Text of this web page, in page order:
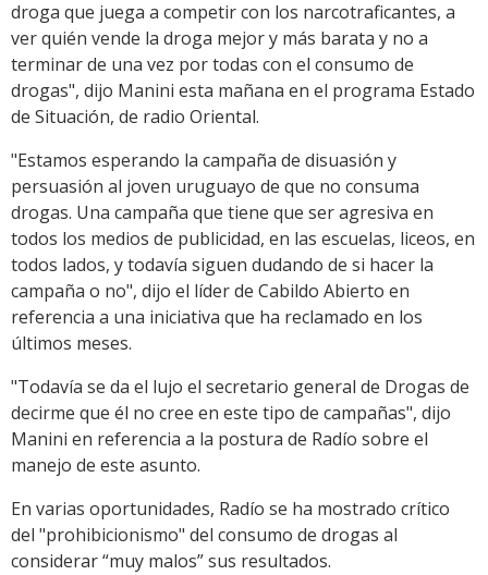
droga que juega a competir con los narcotraficantes, a
ver quién vende la droga mejor y más barata y no a
terminar de una vez por todas con el consumo de
drogas", dijo Manini esta mañana en el programa Estado
de Situación, de radio Oriental.
"Estamos esperando la campaña de disuasión y
persuasión al joven uruguayo de que no consuma
drogas. Una campaña que tiene que ser agresiva en
todos los medios de publicidad, en las escuelas, liceos, en
todos lados, y todavía siguen dudando de si hacer la
campaña o no", dijo el líder de Cabildo Abierto en
referencia a una iniciativa que ha reclamado en los
últimos meses.
"Todavía se da el lujo el secretario general de Drogas de
decirme que él no cree en este tipo de campañas", dijo
Manini en referencia a la postura de Radío sobre el
manejo de este asunto.
En varias oportunidades, Radío se ha mostrado crítico
del "prohibicionismo" del consumo de drogas al
considerar “muy malos” sus resultados.